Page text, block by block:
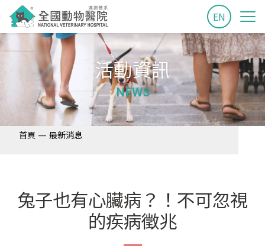
EN
活動資訊
NEWS
首頁 — 最新消息
兔子也有心臟病？！不可忽視
的疾病徵兆